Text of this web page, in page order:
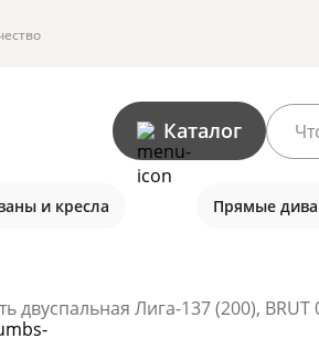
Каталог
и кресла Прямые
двуспальная Лига-137 (200),